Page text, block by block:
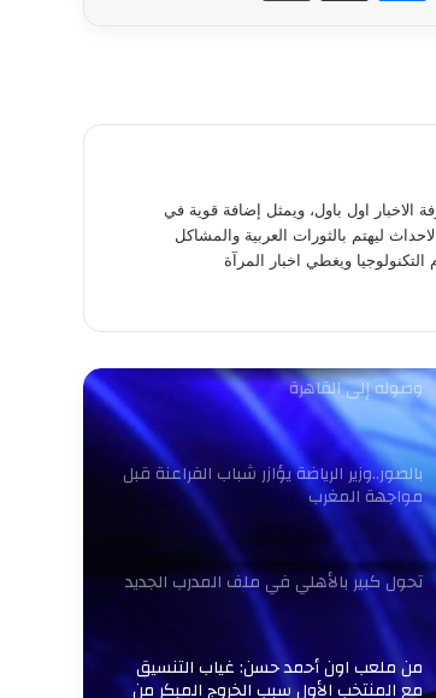
الاخبار اول باول، ويمثل إضافة قوية في
ليهتم بالثورات العربية والمشاكل
ويغطي اخبار المرآة
بعد الاعتذار وتنازل الزمالك.. الأعلى للإعلام
يحفظ الشكوى المقدمة ضد خالد طلعت
عاجل.. أول طلب من الخطيب لـ ريفيرو بعد
وصوله إلى القاهرة
بالصور..وزير الرياضة يؤازر شباب الفراعنة قبل
مواجهة المغرب
تحول كبير بالأهلي في ملف المدرب الجديد
من ملعب اون أحمد حسن: غياب التنسيق
مع المنتخب الأول سبب الخروج المبكر من